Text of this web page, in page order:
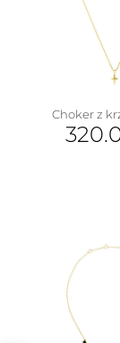
Choker z